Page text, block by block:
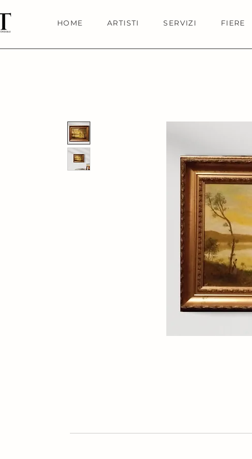
HOME ARTISTI SERVIZI FIERE